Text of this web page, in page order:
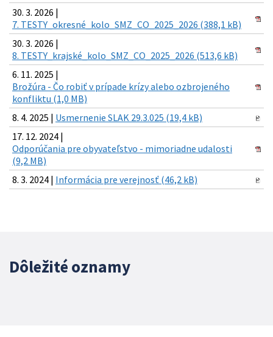
30. 3. 2026 |
7. TESTY_okresné_kolo_SMZ_CO_2025_2026 (388,1 kB)
30. 3. 2026 |
8. TESTY_krajské_kolo_SMZ_CO_2025_2026 (513,6 kB)
6. 11. 2025 |
Brožúra - Čo robiť v prípade krízy alebo ozbrojeného
konfliktu (1,0 MB)
8. 4. 2025 | Usmernenie SLAK 29.3.025 (19,4 kB)
17. 12. 2024 |
Odporúčania pre obyvateľstvo - mimoriadne udalosti
(9,2 MB)
8. 3. 2024 | Informácia pre verejnosť (46,2 kB)
Dôležité oznamy